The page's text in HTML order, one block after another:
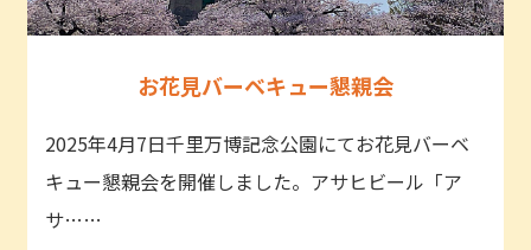
お花見バーベキュー懇親会
2025年4月7日千里万博記念公園にてお花見バーベ
キュー懇親会を開催しました。アサヒビール「ア
サ……